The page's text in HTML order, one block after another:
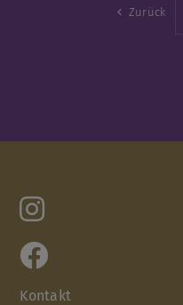
Zurück
Kontakt